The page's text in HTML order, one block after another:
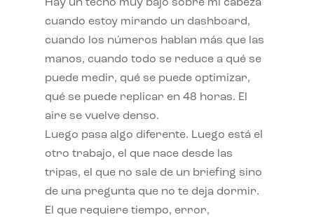
Hay un techo muy bajo sobre mi cabeza
cuando estoy mirando un dashboard,
cuando los números hablan más que las
manos, cuando todo se reduce a qué se
puede medir, qué se puede optimizar,
qué se puede replicar en 48 horas. El
aire se vuelve denso.
Luego pasa algo diferente. Luego está el
otro trabajo, el que nace desde las
tripas, el que no sale de un briefing sino
de una pregunta que no te deja dormir.
El que requiere tiempo, error,